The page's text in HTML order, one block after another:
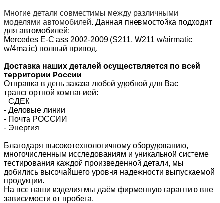
Многие детали совместимы между различными
моделями автомобилей. Данная пневмостойка подходит
для автомобилей:
Mercedes E-Class 2002-2009 (S211, W211 w/airmatic,
w/4matic) полный привод.
Доставка наших деталей осуществляется по всей
территории России
Отправка в день заказа любой удобной для Вас
транспортной компанией:
- СДЕК
- Деловые линии
- Почта РОССИИ
- Энергия
Благодаря высокотехнологичному оборудованию,
многочисленным исследованиям и уникальной системе
тестирования каждой произведенной детали, мы
добились высочайшего уровня надежности выпускаемой
продукции.
На все наши изделия мы даём фирменную гарантию вне
зависимости от пробега.